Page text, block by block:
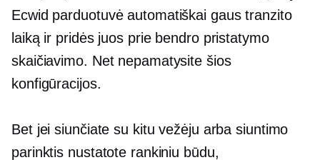
Ecwid parduotuvė automatiškai gaus tranzito
laiką ir pridės juos prie bendro pristatymo
skaičiavimo. Net nepamatysite šios
konfigūracijos.
Bet jei siunčiate su kitu vežėju arba siuntimo
parinktis nustatote rankiniu būdu,